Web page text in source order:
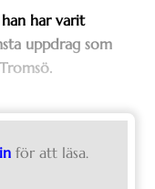
har varit
uppdrag som
för att läsa.